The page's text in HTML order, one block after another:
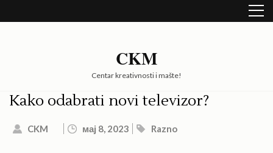
to
CKM
Centar kreativnosti i mašte!
Kako odabrati novi televizor?
CKM мај 8, 2023 Razno